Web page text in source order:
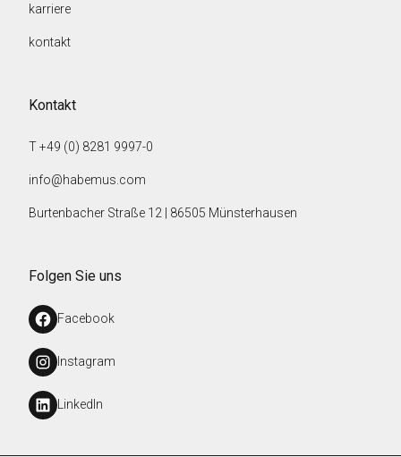
karriere
kontakt
Kontakt
T +49 (0) 8281 9997-0
info@habemus.com
Burtenbacher Straße 12 | 86505 Münsterhausen
Folgen Sie uns
Facebook
Instagram
LinkedIn